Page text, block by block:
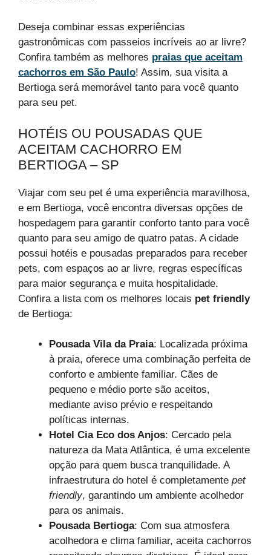
Deseja combinar essas experiências
gastronômicas com passeios incríveis ao ar livre?
Confira também as melhores praias que aceitam
cachorros em São Paulo! Assim, sua visita a
Bertioga será memorável tanto para você quanto
para seu pet.
HOTÉIS OU POUSADAS QUE
ACEITAM CACHORRO EM
BERTIOGA – SP
Viajar com seu pet é uma experiência maravilhosa,
e em Bertioga, você encontra diversas opções de
hospedagem para garantir conforto tanto para você
quanto para seu amigo de quatro patas. A cidade
possui hotéis e pousadas preparados para receber
pets, com espaços ao ar livre, regras específicas
para maior segurança e muita hospitalidade.
Confira a lista com os melhores locais pet friendly
de Bertioga:
Pousada Vila da Praia: Localizada próxima
à praia, oferece uma combinação perfeita de
conforto e ambiente familiar. Cães de
pequeno e médio porte são aceitos,
mediante aviso prévio e respeitando
políticas internas.
Hotel Cia Eco dos Anjos: Cercado pela
natureza da Mata Atlântica, é uma excelente
opção para quem busca tranquilidade. A
infraestrutura do hotel é completamente pet
friendly, garantindo um ambiente acolhedor
para os animais.
Pousada Bertioga: Com sua atmosfera
acolhedora e clima familiar, aceita cachorros